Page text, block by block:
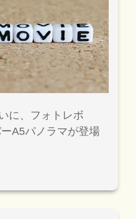
に、フォトレボ
A5パノラマが登場